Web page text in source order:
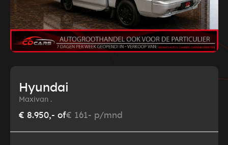
Hyundai
Maxivan .
€ 8.950,- of€ 161- p/mnd